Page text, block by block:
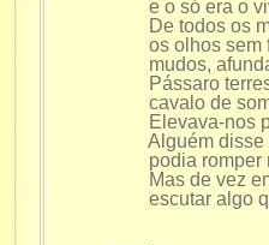
e o só era o
De todos os
os olhos sem
mudos,
Pássaro
cavalo de
Elevava-nos
Alguém disse
podia romper
Mas de vez
escutar algo